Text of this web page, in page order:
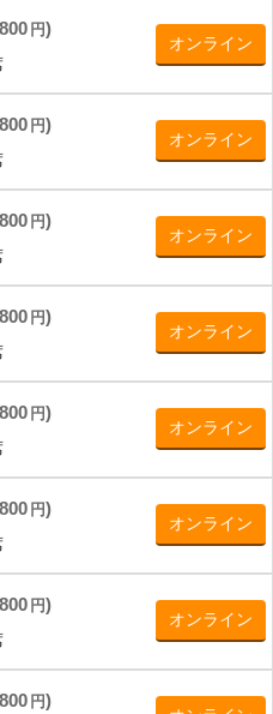
円)
オンライン
円)
オンライン
円)
オンライン
円)
オンライン
円)
オンライン
円)
オンライン
円)
オンライン
円)